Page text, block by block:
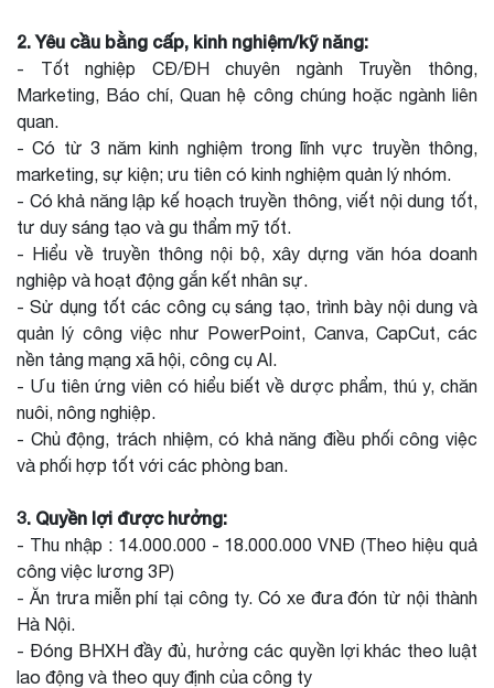
2. Yêu cầu bằng cấp, kinh nghiệm/kỹ năng:
- Tốt nghiệp CĐ/ĐH chuyên ngành Truyền thông,
Marketing, Báo chí, Quan hệ công chúng hoặc ngành liên
quan.
- Có từ 3 năm kinh nghiệm trong lĩnh vực truyền thông,
marketing, sự kiện; ưu tiên có kinh nghiệm quản lý nhóm.
- Có khả năng lập kế hoạch truyền thông, viết nội dung tốt,
tư duy sáng tạo và gu thẩm mỹ tốt.
- Hiểu về truyền thông nội bộ, xây dựng văn hóa doanh
nghiệp và hoạt động gắn kết nhân sự.
- Sử dụng tốt các công cụ sáng tạo, trình bày nội dung và
quản lý công việc như PowerPoint, Canva, CapCut, các
nền tảng mạng xã hội, công cụ AI.
- Ưu tiên ứng viên có hiểu biết về dược phẩm, thú y, chăn
nuôi, nông nghiệp.
- Chủ động, trách nhiệm, có khả năng điều phối công việc
và phối hợp tốt với các phòng ban.
3. Quyền lợi được hưởng:
- Thu nhập : 14.000.000 - 18.000.000 VNĐ (Theo hiệu quả
công việc lương 3P)
- Ăn trưa miễn phí tại công ty. Có xe đưa đón từ nội thành
Hà Nội.
- Đóng BHXH đầy đủ, hưởng các quyền lợi khác theo luật
lao động và theo quy định của công ty